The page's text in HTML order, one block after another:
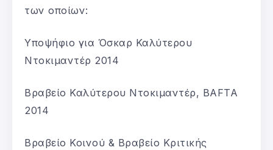
των οποίων:
Υποψήφιο για Όσκαρ Καλύτερου
Ντοκιμαντέρ 2014
Βραβείο Καλύτερου Ντοκιμαντέρ, BAFTA
2014
Βραβείο Κοινού & Βραβείο Κριτικής